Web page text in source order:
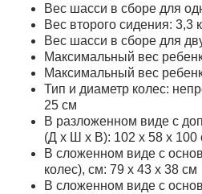
Вес шасси в сборе для
Вес второго сидения: 3,3
Вес шасси в сборе для
Максимальный вес
Максимальный вес
Тип и диаметр колес:
25 см
В разложенном виде с
(Д х Ш х В): 102 х 58 х 100
В сложенном виде с
колес), см: 79 х 43 х 38 см
В сложенном виде с